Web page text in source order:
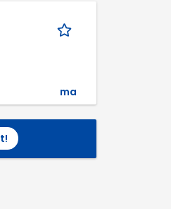
ma